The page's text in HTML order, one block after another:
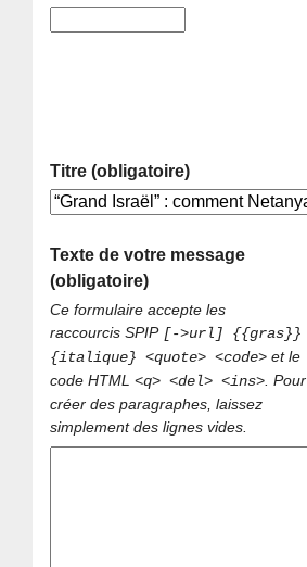
Titre (obligatoire)
Texte de votre message
(obligatoire)
Ce formulaire accepte les
raccourcis SPIP [->url] {{gras}}
{italique} <quote> <code> et le
code HTML<q> <del> <ins>. Pour
créer des paragraphes, laissez
simplement des lignes vides.